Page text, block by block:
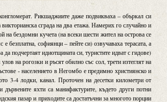
Рикшаджиите даже подвикваха – объркал си
сграда на два етажа. Намерих го случайно и
бездомни кучета (на всеки шести жител на острова се
безплатна, софиянци – пейте си) озвучаваха терасата, а
подчертаят идиотщината си, туристите идват с гидове)
на рогозки и ръсят обилно със сол, трети изтеглят на
- населението в Негомбо е предимно християнско и
3-4 лодки, канал. Проточен на десетки километри от
яхти са манифактурите, където други потни
пазар и приходите са достатъчни за многото порции